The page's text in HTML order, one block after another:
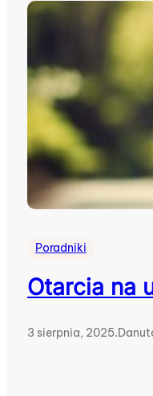
Poradniki
Otarcia na
3 sierpnia, 2025.